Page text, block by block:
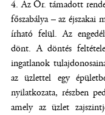
4. Az Ör. támadott
főszabálya – az éjszakai
írható felül. Az
dönt. A döntés
ingatlanok
az üzlettel egy
nyilatkozata, részben
amely az üzlet